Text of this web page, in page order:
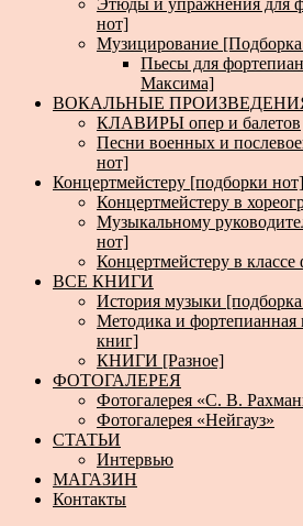
Этюды и упражнения для
нот]
Музицирование
Пьесы для
Максима]
ВОКАЛЬНЫЕ
КЛАВИРЫ опер и балетов
Песни военных и
нот]
Концертмейстеру [подборки нот]
Концертмейстеру в
Музыкальному
нот]
Концертмейстеру в
ВСЕ КНИГИ
История музыки
Методика и фортепианная
книг]
КНИГИ [Разное]
ФОТОГАЛЕРЕЯ
Фотогалерея «С. В.
Фотогалерея «Нейгауз»
СТАТЬИ
Интервью
МАГАЗИН
Контакты